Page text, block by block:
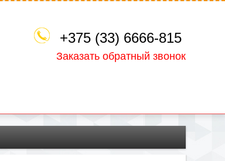
+375 (33) 6666-815
Заказать обратный звонок